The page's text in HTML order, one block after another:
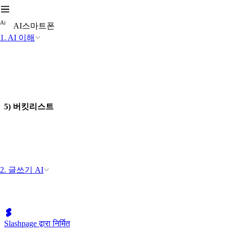
Ai
AI스마트폰
1. AI 이해
2. 글쓰기 AI
5) 버킷리스트
Slashpage द्वारा निर्मित